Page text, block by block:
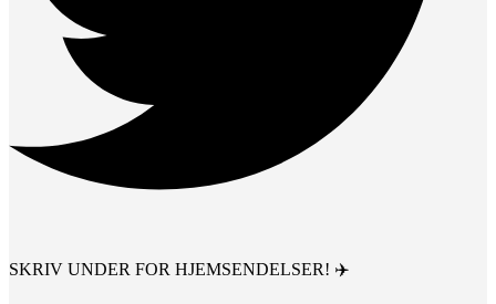
SKRIV UNDER FOR HJEMSENDELSER! ✈️